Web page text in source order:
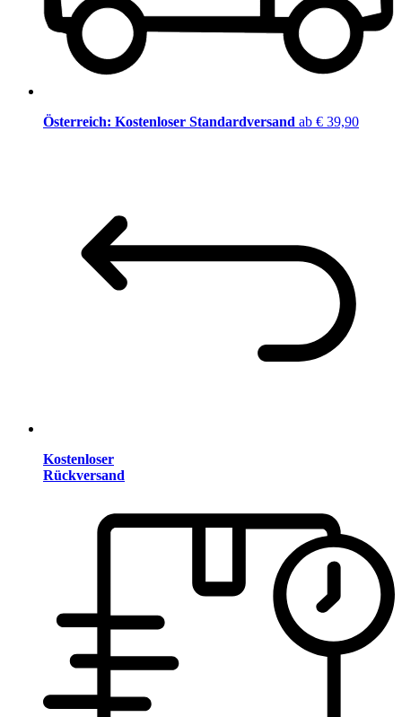
Österreich: Kostenloser Standardversand ab € 39,90
Kostenloser
Rückversand